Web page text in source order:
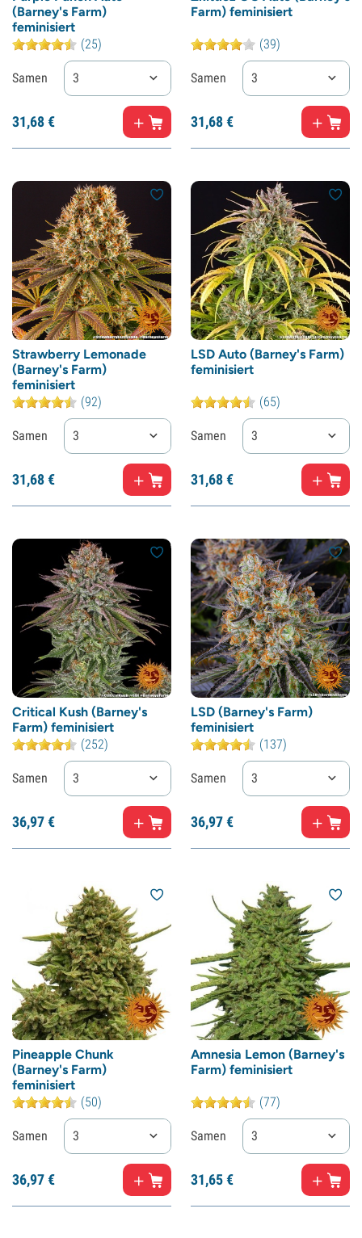
(Barney's Farm)
feminisiert
(25)
Samen 3
31,68€
Farm) feminisiert
(39)
Samen 3
31,68€
Strawberry Lemonade
(Barney's Farm)
feminisiert
(92)
Samen 3
31,68€
LSD Auto (Barney's Farm)
feminisiert
(65)
Samen 3
31,68€
Critical Kush (Barney's
Farm) feminisiert
(252)
Samen 3
36,97€
LSD (Barney's Farm)
feminisiert
(137)
Samen 3
36,97€
Pineapple Chunk
(Barney's Farm)
feminisiert
(50)
Samen 3
36,97€
Amnesia Lemon (Barney's
Farm) feminisiert
(77)
Samen 3
31,65€